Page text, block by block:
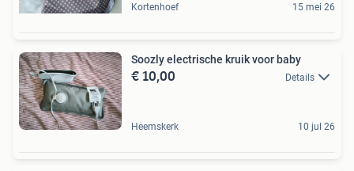
Kortenhoef 15 mei 26
Soozly electrische kruik voor baby
€ 10,00 Details
Heemskerk 10 jul 26